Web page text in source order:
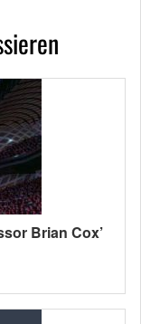
Brian Cox’